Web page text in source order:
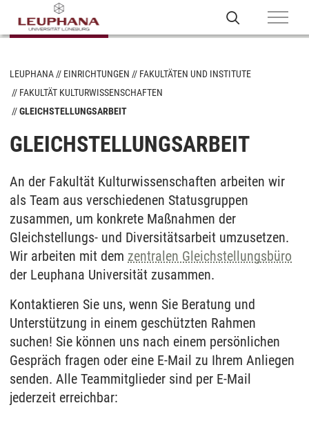
LEUPHANA EINRICHTUNGEN
FAKULTÄTEN UND INSTITUTE
FAKULTÄT KULTURWISSENSCHAFTEN
GLEICHSTELLUNGSARBEIT
GLEICHSTELLUNGSARBEIT
An der Fakultät Kulturwissenschaften arbeiten wir
als Team aus verschiedenen Statusgruppen
zusammen, um konkrete Maßnahmen der
Gleichstellungs- und Diversitätsarbeit umzusetzen.
Wir arbeiten mit dem zentralen Gleichstellungsbüro
der Leuphana Universität zusammen.
Kontaktieren Sie uns, wenn Sie Beratung und
Unterstützung in einem geschützten Rahmen
suchen! Sie können uns nach einem persönlichen
Gespräch fragen oder eine E-Mail zu Ihrem Anliegen
senden. Alle Teammitglieder sind per E-Mail
jederzeit erreichbar: